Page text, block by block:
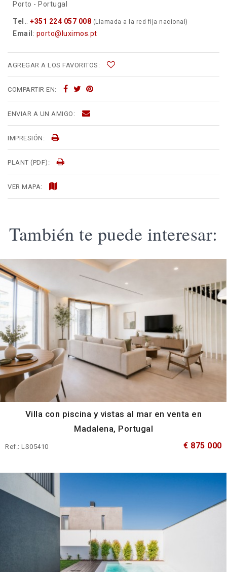
Porto - Portugal
Tel.: +351 224 057 008 (Llamada a la red fija nacional)
Email : porto@luximos.pt
AGREGAR A LOS FAVORITOS:
COMPARTIR EN:
ENVIAR A UN AMIGO:
IMPRESIÓN:
PLANT (PDF):
VER MAPA:
También te puede interesar:
Villa con piscina y vistas al mar en venta en
Madalena, Portugal
Ref.: LS05410 € 875 000